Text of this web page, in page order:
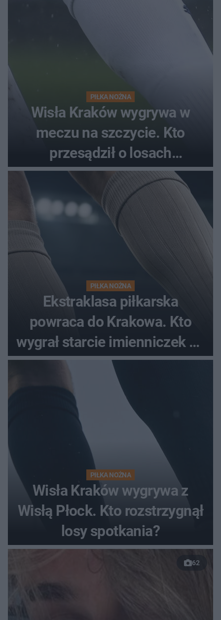
PIŁKA NOŻNA
Wisła Kraków wygrywa w
meczu na szczycie. Kto
przesądził o losach
spotkania?
PIŁKA NOŻNA
Ekstraklasa piłkarska
powraca do Krakowa. Kto
wygrał starcie imienniczek na
pełnym stadionie
PIŁKA NOŻNA
Wisła Kraków wygrywa z
Wisłą Płock. Kto rozstrzygnął
losy spotkania?
62